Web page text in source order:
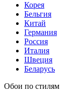
Корея
Бельгия
Китай
Германия
Россия
Италия
Швеция
Беларусь
Обои по стилям